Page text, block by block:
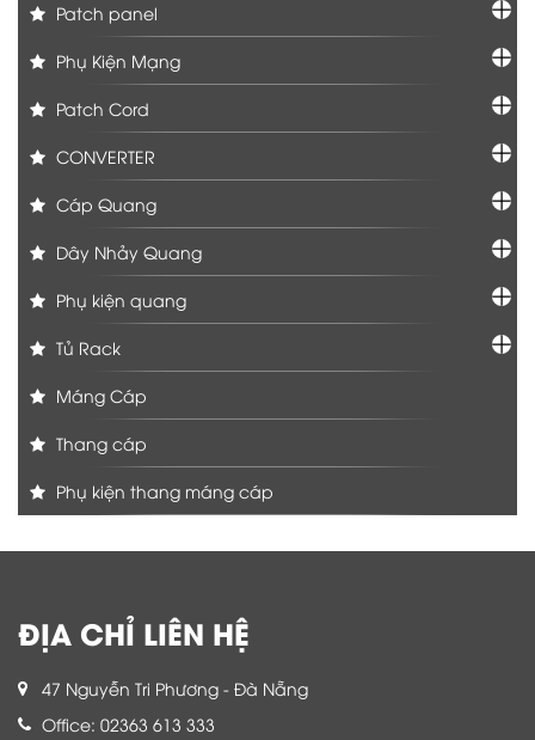
Patch panel
Phụ Kiện Mạng
Patch Cord
CONVERTER
Cáp Quang
Dây Nhảy Quang
Phụ kiện quang
Tủ Rack
Máng Cáp
Thang cáp
Phụ kiện thang máng cáp
ĐỊA CHỈ LIÊN HỆ
47 Nguyễn Tri Phương - Đà Nẵng
Office: 02363 613 333